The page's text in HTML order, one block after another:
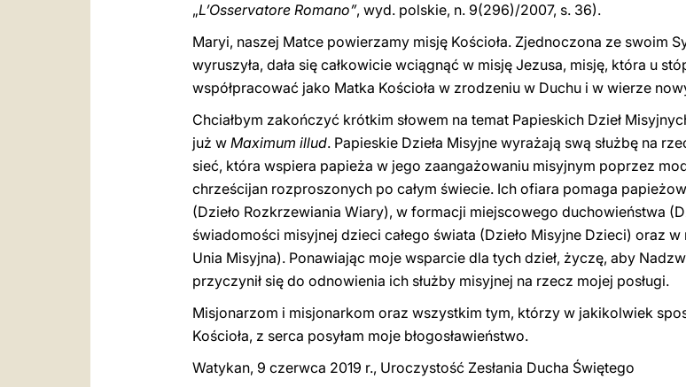
„L’Osservatore Romano”, wyd. polskie, n. 9(296)/2007, s. 36).
Maryi, naszej Matce powierzamy misję Kościoła. Zjednoczona ze swoim
wyruszyła, dała się całkowicie wciągnąć w misję Jezusa, misję, która u
współpracować jako Matka Kościoła w zrodzeniu w Duchu i w wierze
Chciałbym zakończyć krótkim słowem na temat Papieskich Dzieł
już w Maximum illud. Papieskie Dzieła Misyjne wyrażają swą służbę na
sieć, która wspiera papieża w jego zaangażowaniu misyjnym poprzez
chrześcijan rozproszonych po całym świecie. Ich ofiara pomaga
(Dzieło Rozkrzewiania Wiary), w formacji miejscowego duchowieństwa
świadomości misyjnej dzieci całego świata (Dzieło Misyjne Dzieci) oraz
Unia Misyjna). Ponawiając moje wsparcie dla tych dzieł, życzę, aby
przyczynił się do odnowienia ich służby misyjnej na rzecz mojej posługi.
Misjonarzom i misjonarkom oraz wszystkim tym, którzy w jakikolwiek
Kościoła, z serca posyłam moje błogosławieństwo.
Watykan, 9 czerwca 2019 r., Uroczystość Zesłania Ducha Świętego